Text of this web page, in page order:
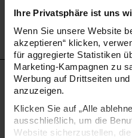
Ihre Privatsphäre ist uns
Wenn Sie unsere Website
akzeptieren“ klicken,
für aggregierte Statistiken
Marketing-Kampagnen zu
Werbung auf Drittseiten
anzuzeigen.
Klicken Sie auf „Alle
ausschließlich, um die
Website sicherzustellen,
Bestell-Nr. 3725252
Das 4-fädige Sockengarn
edle Mischung mit